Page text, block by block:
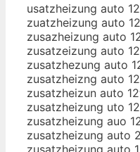
usatzheizung auto
zuatzheizung auto
zusazheizung auto
zusatzeizung auto
zusatzhezung auto
zusatzheizng auto
zusatzheizun auto
zusatzheizung uto
zusatzheizung auo
zusatzheizung auto
zusatzheizung auto